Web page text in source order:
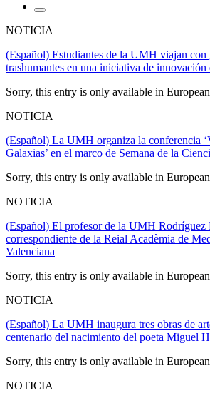
NOTICIA
(Español) Estudiantes de la UMH viajan con
trashumantes en una iniciativa de innovación
Sorry, this entry is only available in
NOTICIA
(Español) La UMH organiza la conferencia
Galaxias’ en el marco de Semana de la
Sorry, this entry is only available in
NOTICIA
(Español) El profesor de la UMH Rodríguez
correspondiente de la Reial Acadèmia de
Valenciana
Sorry, this entry is only available in
NOTICIA
(Español) La UMH inaugura tres obras de
centenario del nacimiento del poeta Miguel
Sorry, this entry is only available in
NOTICIA